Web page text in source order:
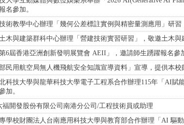
名參加。
術教學中心辦理「幾何公差標註實例與精密量測應用」研習
木與建築群科中心辦理「營建技術實習研習」，敬邀土木與
第6屆香港亞洲創新發明展覽會 AEII」，邀請師生踴躍報名參
部民用航空局無人機飛航安全知識宣導資料」宣導，提供本校
科技大學與龍華科技大學電子工程系合作辦理115年「AI賦
加。
福開發股份有限公司南港分公司/工程技術員或助理
學校財團法人台南應用科技大學與教育部合作辦理「AI 驅